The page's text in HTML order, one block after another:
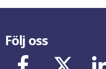
Följ oss